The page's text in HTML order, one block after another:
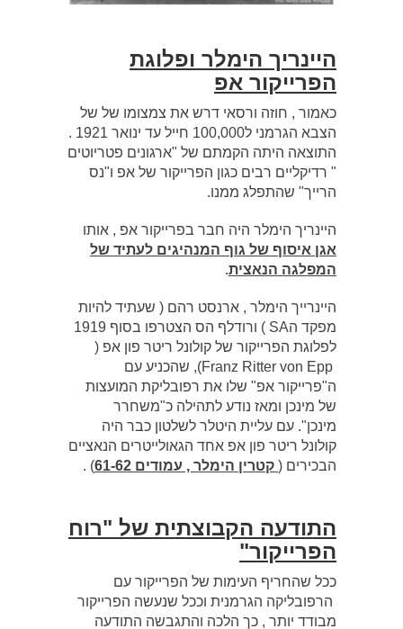
היינריך הימלר ופלוגת
הפרייקור אפ
כאמור , חוזה ורסאי דרש את צמצומו של של
הצבא הגרמני ל100,000 חייל עד ינואר 1921 .
התוצאה היתה הקמתם של "ארגונים פטריוטים
" רדיקליים רבים כגון הפרייקור של אפ ו"נס
הרייך" שהתפלג ממנו.
היינריך הימלר היה חבר בפרייקור אפ , אותו
אגן איסוף של גוף המנהיגים לעתיד של
המפלגה הנאצית.
היינרייך הימלר , ארנסט רהם ( שעתיד להיות
מפקד הSA ) ורודלף הס הצטרפו בסוף 1919
לפלוגת הפרייקור של קולונל ריטר פון אפ (
Franz Ritter von Epp), שהכניע עם
ה"פרייקור אפ" שלו את רפובליקת המועצות
של מינכן ומאז נודע לתהילה כ"משחרר
מינכן". עם עליית היטלר לשלטון כבר היה
קולונל ריטר פון אפ אחד הגאולייטרים הנאציים
הבכירים ( קטרין הימלר , עמודים 61-62 ) .
התודעה הקבוצתית של "רוח
הפרייקור"
ככל שהחריף העימות של הפרייקור עם
הרפובליקה הגרמנית וככל שנעשה הפרייקור
מבודד יותר , כך הלכה והתגבשה התודעה